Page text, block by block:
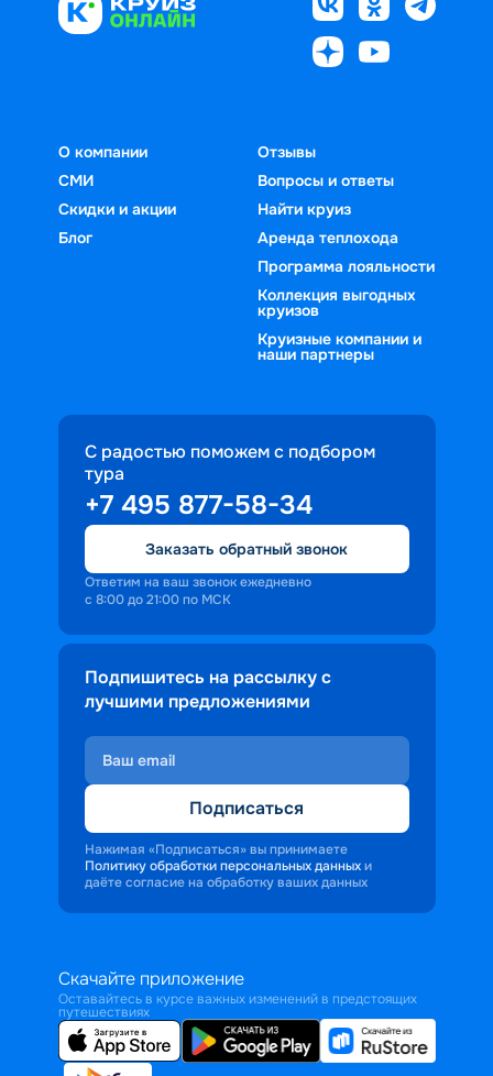
О компании
СМИ
Скидки и акции
Блог
Отзывы
Вопросы и ответы
Найти круиз
Аренда теплохода
Программа лояльности
Коллекция выгодных
круизов
Круизные компании и
наши партнеры
С радостью поможем с подбором
тура
+7 495 877-58-34
Заказать обратный звонок
Ответим на ваш звонок ежедневно
с 8:00 до 21:00 по МСК
Подпишитесь на рассылку с
лучшими предложениями
Подписаться
Нажимая «Подписаться» вы принимаете
Политику обработки персональных данных и
даёте согласие на обработку ваших данных
Скачайте приложение
Оставайтесь в курсе важных изменений в предстоящих
путешествиях